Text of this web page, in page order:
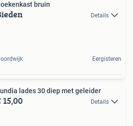
bruin
Details
Eergisteren
lades 30 diep met geleider
15,00 Details